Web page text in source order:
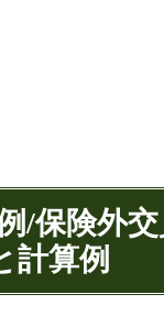
/保険外
計算例